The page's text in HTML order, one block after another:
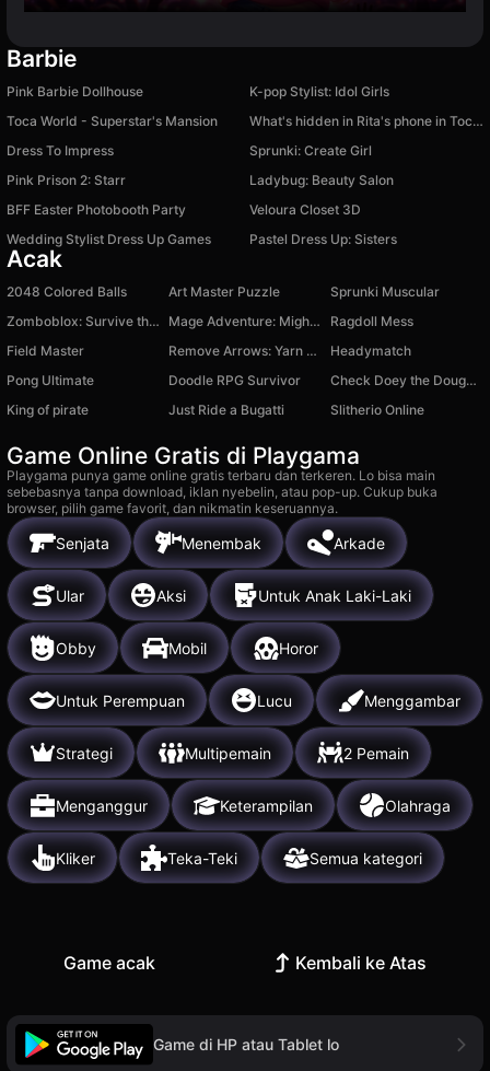
Barbie
Pink Barbie Dollhouse
K-pop Stylist: Idol Girls
Toca World - Superstar's Mansion
What's hidden in Rita's phone in Toca and Buca!
Dress To Impress
Sprunki: Create Girl
Pink Prison 2: Starr
Ladybug: Beauty Salon
BFF Easter Photobooth Party
Veloura Closet 3D
Wedding Stylist Dress Up Games
Pastel Dress Up: Sisters
Acak
2048 Colored Balls Art Master Puzzle
Sprunki Muscular
Zomboblox: Survive the City with Friends
Mage Adventure: Mighty Raid
Ragdoll Mess
Field Master
Remove Arrows: Yarn Weaving
Headymatch
Pong Ultimate
Doodle RPG Survivor
Check Doey the Doughman's Phone!
King of pirate
Just Ride a Bugatti Slitherio Online
Game Online Gratis di Playgama
Playgama punya game online gratis terbaru dan terkeren. Lo bisa main
sebebasnya tanpa download, iklan nyebelin, atau pop-up. Cukup buka
browser, pilih game favorit, dan nikmatin keseruannya.
Senjata Menembak Arkade
Ular Aksi Untuk Anak Laki-Laki
Obby Mobil Horor
Untuk Perempuan Lucu Menggambar
Strategi Multipemain 2 Pemain
Menganggur Keterampilan Olahraga
Kliker Teka-Teki Semua kategori
Game acak Kembali ke Atas
Game di HP atau Tablet lo